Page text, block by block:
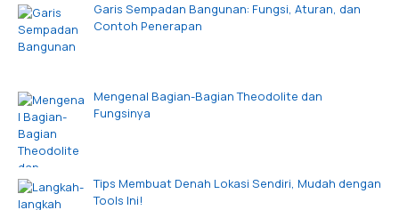
Garis Sempadan Bangunan: Fungsi, Aturan, dan
Contoh Penerapan
Mengenal Bagian-Bagian Theodolite dan
Fungsinya
Tips Membuat Denah Lokasi Sendiri, Mudah dengan
Tools Ini!